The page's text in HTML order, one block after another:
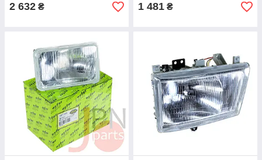
2 632 ₴ 1 481 ₴